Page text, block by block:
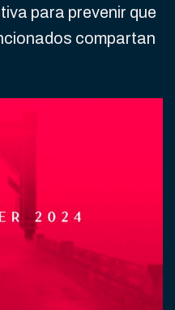
para prevenir que
compartan